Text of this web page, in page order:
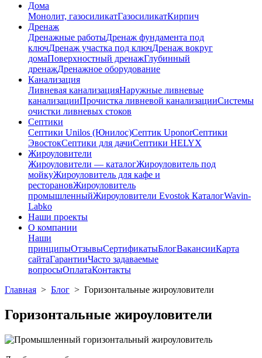
Дома
Монолит, газосиликатГазосиликатКирпич
Дренаж
Дренажные работыДренаж фундамента под
ключДренаж участка под ключДренаж вокруг
домаПоверхностный дренажГлубинный
дренажДренажное оборудование
Канализация
Ливневая канализацияНаружные ливневые
канализацииПрочистка ливневой канализацииСистемы
очистки ливневых стоков
Септики
Септики Unilos (Юнилос)Септик UponorСептики
ЭвостокСептики для дачиСептики HELYX
Жироуловители
Жироуловители — каталогЖироуловитель под
мойкуЖироуловитель для кафе и
ресторановЖироуловитель
промышленныйЖироуловители Evostok КаталогWavin-
Labko
Наши проекты
О компании
Наши
принципыОтзывыСертификатыБлогВакансииКарта
сайтаГарантииЧасто задаваемые
вопросыОплатаКонтакты
Главная > Блог > Горизонтальные жироуловители
Горизонтальные жироуловители